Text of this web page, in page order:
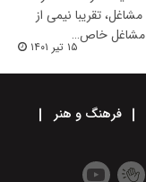
تقریبا نیمی از
مشاغل خاص…
۱۵ تیر ۱۴۰۱
فرهنگ و هنر